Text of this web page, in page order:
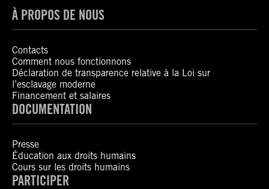
À PROPOS DE NOUS
Contacts
Comment nous fonctionnons
Déclaration de transparence relative à la Loi sur
l’esclavage moderne
Financement et salaires
DOCUMENTATION
Presse
Éducation aux droits humains
Cours sur les droits humains
PARTICIPER